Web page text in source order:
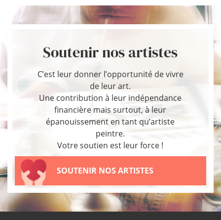
Soutenir nos artistes
C’est leur donner l’opportunité de vivre
de leur art.
Une contribution à leur indépendance
financière mais surtout, à leur
épanouissement en tant qu’artiste
peintre.
Votre soutien est leur force !
SOUTENIR NOS ARTISTES